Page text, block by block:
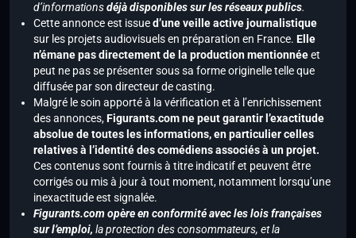
d’informationsdéjà disponibles sur les réseaux publics.
Cette annonce est issued’une veille active journalistique
sur les projets audiovisuels en préparation en France. Elle
n’émane pas directement de la production mentionnéeet
peut ne pas se présenter sous sa forme originelle telle que
diffusée par son directeur de casting.
Malgré le soin apporté à la vérification et à l’enrichissement
des annonces,Figurants.com ne peut garantir l’exactitude
absolue de toutes les informations, en particulier celles
relatives à l’identité des comédiens associés à un projet.
Ces contenus sont fournis à titre indicatif et peuvent être
corrigés ou mis à jour à tout moment, notamment lorsqu’une
inexactitude est signalée.
Figurants.com opère en conformité avec les lois françaises
sur l’emploi, la protection des consommateurs, et la